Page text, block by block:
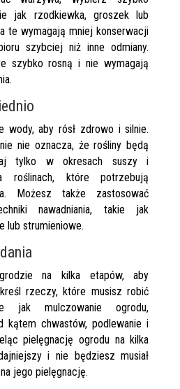
jak rzodkiewka, groszek lub
te wymagają mniej konserwacji
szybciej niż inne odmiany.
szybko rosną i nie wymagają
wody, aby rósł zdrowo i silnie.
nie oznacza, że ​​rośliny będą
tylko w okresach suszy i
roślinach, które potrzebują
Możesz także zastosować
nawadniania, takie jak
lub strumieniowe.
na kilka etapów, aby
rzeczy, które musisz robić
jak mulczowanie ogrodu,
kątem chwastów, podlewanie i
pielęgnację ogrodu na kilka
i nie będziesz musiał
jego pielęgnację.